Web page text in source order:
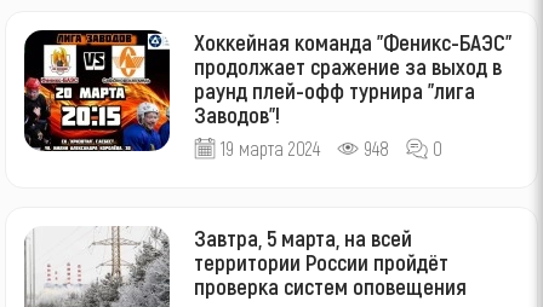
Хоккейная команда "Феникс-БАЭС"
продолжает сражение за выход в
раунд плей-офф турнира "лига
Заводов"!
19 марта 2024 948 0
Завтра, 5 марта, на всей
территории России пройдёт
проверка систем оповещения